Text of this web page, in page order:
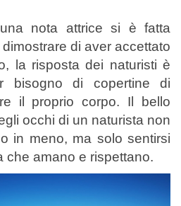
nota attrice si è fatta
di aver accettato
la risposta dei naturisti è
bisogno di copertine di
il proprio corpo. Il bello
occhi di un naturista non
in meno, ma solo sentirsi
che amano e rispettano.